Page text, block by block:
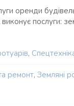
оренди
послуги:
,
ремонт, Земляні